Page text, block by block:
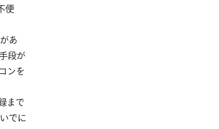
便
あ
段が
ンを
まで
でに